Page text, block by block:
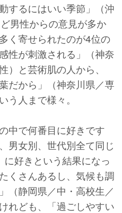
するにはいい季節」（沖
男性からの意見が多か
く寄せられたのが4位の
性が刺激される」（神奈
）と芸術肌の人から、
だから」（神奈川県／専
う人まで様々。
中で何番目に好きです
男女別、世代別全て同じ
好きという結果になっ
くさんあるし、気候も調
（静岡県／中・高校生／
れども、「過ごしやすい